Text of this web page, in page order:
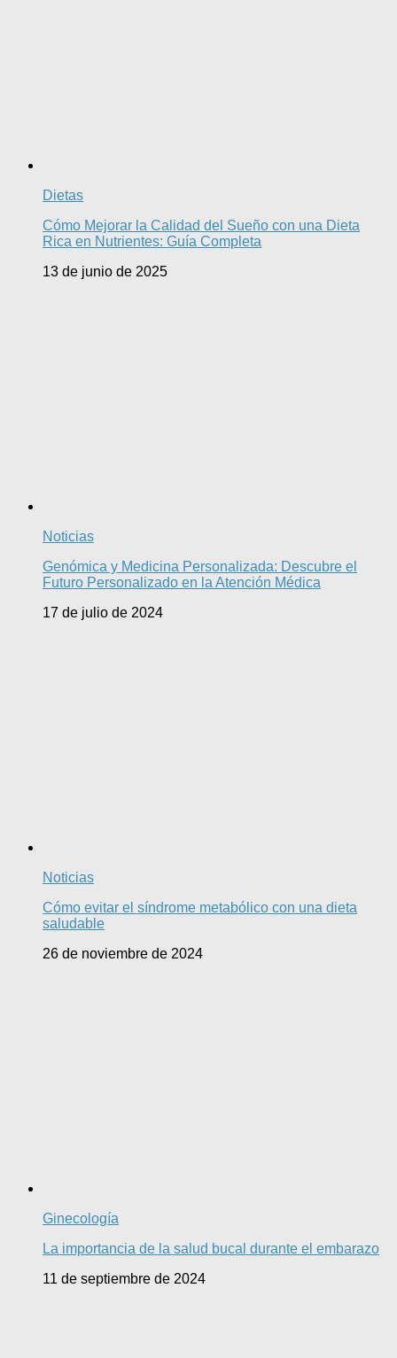
Dietas
Cómo Mejorar la Calidad del Sueño con una Dieta
Rica en Nutrientes: Guía Completa
13 de junio de 2025
Noticias
Genómica y Medicina Personalizada: Descubre el
Futuro Personalizado en la Atención Médica
17 de julio de 2024
Noticias
Cómo evitar el síndrome metabólico con una dieta
saludable
26 de noviembre de 2024
Ginecología
La importancia de la salud bucal durante el embarazo
11 de septiembre de 2024